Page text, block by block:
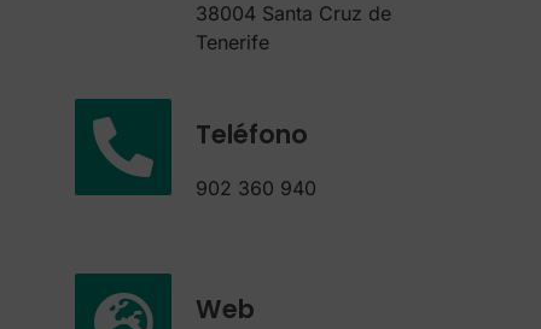
38004 Santa Cruz de
Tenerife
Teléfono
902 360 940
Web